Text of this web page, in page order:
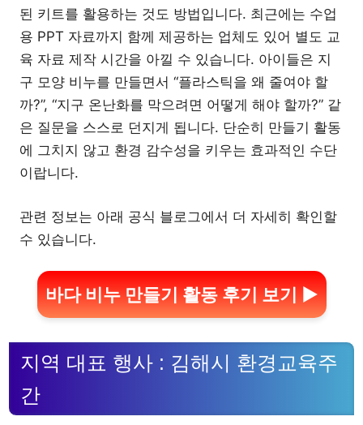
된 키트를 활용하는 것도 방법입니다. 최근에는 수업
용 PPT 자료까지 함께 제공하는 업체도 있어 별도 교
육 자료 제작 시간을 아낄 수 있습니다. 아이들은 지
구 모양 비누를 만들면서 “플라스틱을 왜 줄여야 할
까?”, “지구 온난화를 막으려면 어떻게 해야 할까?” 같
은 질문을 스스로 던지게 됩니다. 단순히 만들기 활동
에 그치지 않고 환경 감수성을 키우는 효과적인 수단
이랍니다.
관련 정보는 아래 공식 블로그에서 더 자세히 확인할
수 있습니다.
바다 비누 만들기 활동 후기 보기 ▶
지역 대표 행사 : 김해시 환경교육주
간